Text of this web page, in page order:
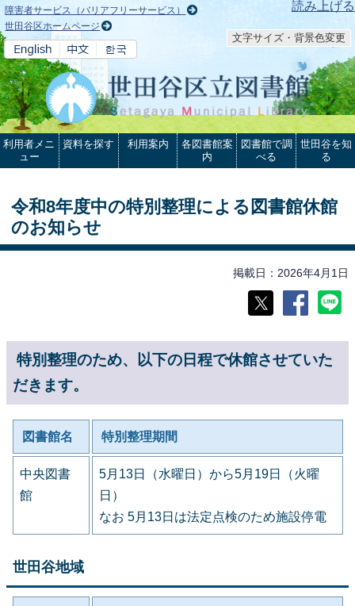
本文へ 読み上げる
障害者サービス（バリアフリーサービス）
世田谷区ホームページ
文字サイズ・背景色変更
利用者メニ
ュー
資料を探す 利用案内
各図書館案
内
図書館で調
べる
世田谷を知
る
令和8年度中の特別整理による図書館休館
のお知らせ
掲載日 2026年4月1日
特別整理のため、以下の日程で休館させていた
だきます。
図書館名 特別整理期間
中央図書
館
5月13日（水曜日）から5月19日（火曜
日）
なお 5月13日は法定点検のため施設停電
世田谷地域